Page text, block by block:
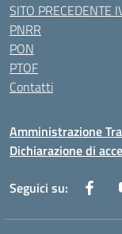
SITO PRECEDENTE
PNRR
PON
PTOF
Contatti
Amministrazione
Dichiarazione di
Seguici su: